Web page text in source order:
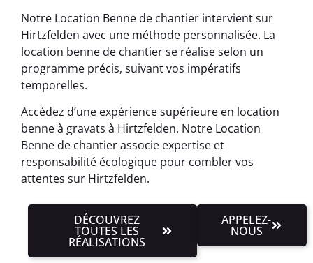
Notre Location Benne de chantier intervient sur
Hirtzfelden avec une méthode personnalisée. La
location benne de chantier se réalise selon un
programme précis, suivant vos impératifs
temporelles.
Accédez d’une expérience supérieure en location
benne à gravats à Hirtzfelden. Notre Location
Benne de chantier associe expertise et
responsabilité écologique pour combler vos
attentes sur Hirtzfelden.
DÉCOUVREZ
TOUTES LES
RÉALISATIONS
APPELEZ-
NOUS